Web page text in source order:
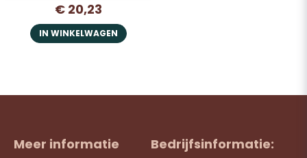
€ 20,23
IN WINKELWAGEN
Meer informatie Bedrijfsinformatie: